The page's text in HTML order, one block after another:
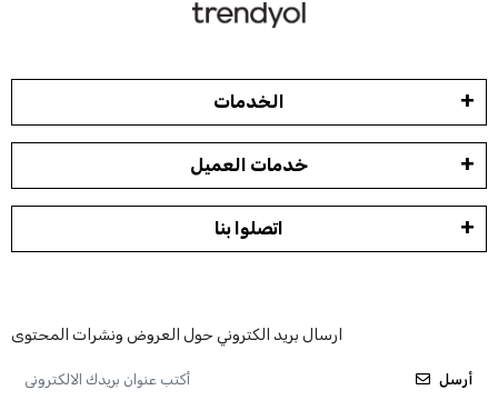
الخدمات
خدمات العميل
اتصلوا بنا
ارسال بريد الكتروني حول العروض ونشرات المحتوى
أرسل